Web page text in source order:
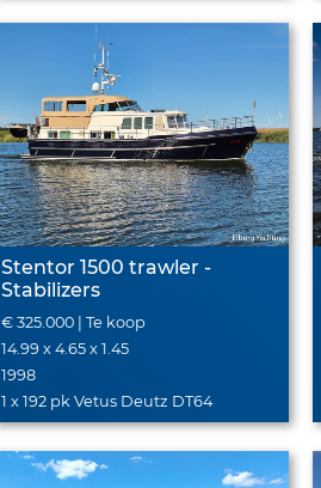
Stentor 1500 trawler -
Stabilizers
€ 325.000 | Te koop
14.99 x 4.65 x 1.45
1998
1 x 192 pk Vetus Deutz DT64